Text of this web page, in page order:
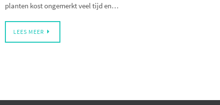
planten kost ongemerkt veel tijd en…
LEES MEER